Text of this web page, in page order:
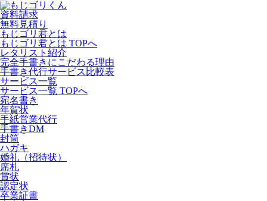
資料請求
無料見積り
もじゴリ君とは
もじゴリ君とは TOPへ
レタリスト紹介
完全手書きにこだわる理由
手書き代行サービス比較表
サービス一覧
サービス一覧 TOPへ
宛名書き
年賀状
手紙営業代行
手書きDM
封筒
ハガキ
婚礼（招待状）
席札
賞状
認定状
卒業証書